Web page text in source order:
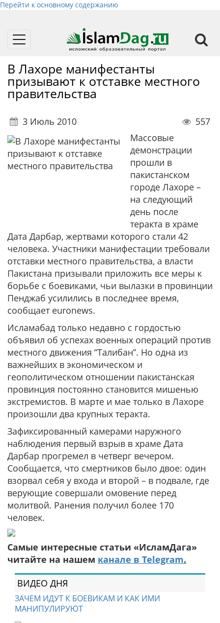
Перейти к основному содержанию
Toggle
В Лахоре манифестанты
призывают к отставке местного
правительства
3 Июль 2010
557
Массовые
демонстрации
прошли в
пакистанском
городе Лахоре –
на следующий
день после
теракта в храме
Дата Дарбар, жертвами которого стали 42
человека. Участники манифестации требовали
отставки местного правительства, а власти
Пакистана призывали приложить все меры к
борьбе с боевиками, чьи вылазки в провинции
Пенджаб усилились в последнее время,
сообщает euronews.
Исламабад только недавно с гордостью
объявил об успехах военных операций против
местного движения “Талибан”. Но одна из
важнейших в экономическом и
геополитическом отношении пакистанская
провинция постоянно становится мишенью
экстремистов. В марте и мае только в Лахоре
произошли два крупных теракта.
Зафиксированный камерами наружного
наблюдения первый взрыв в храме Дата
Дарбар прогремел в четверг вечером.
Сообщается, что смертников было двое: один
взорвал себя у входа и второй – в подвале, где
верующие совершали омовение перед
молитвой. Ранения получил более 170
человек.
Самые интересные статьи «ИсламДага»
читайте на нашем канале в Telegram.
ВИДЕО ДНЯ
ЗАЧЕМ ИДУТ К БОЕВИКАМ И КАК ИМИ
МАНИПУЛИРУЮТ